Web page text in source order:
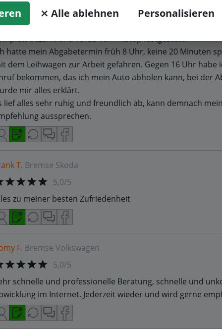
Termin habe ich zuvor per Anfrage gemacht, der Preis
bezahlt und vorab von Pitstop festgestellt.
hatte mein Abgabetermin früh 8 Uhr, keine 20 Minuten
dem Leihwagen zur Arbeit gefahren. Gegen 16 Uhr habe
bekommen, das ich mein Auto abholen kann, bei der
mir alles erklärt.
lief alles sehr ruhig und freundlich ab, kann demnach
aussprechen.
T. Bremse Skoda
5,0/5
zu meiner besten Zufriedenheit
F. Bremse Volkswagen
5,0/5
schnelle und professionelle Beratung, schnelle und
im Internet. Jederzeit wieder und wird gerne
⨯ Alle ablehnen Personalisieren